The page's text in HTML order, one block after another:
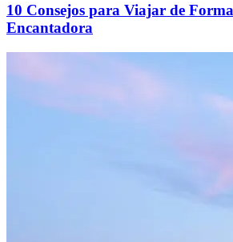
10 Consejos para Viajar de
Encantadora